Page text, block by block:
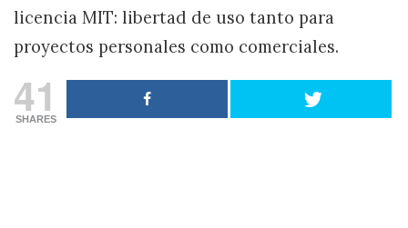
licencia MIT: libertad de uso tanto para
proyectos personales como comerciales.
41
SHARES